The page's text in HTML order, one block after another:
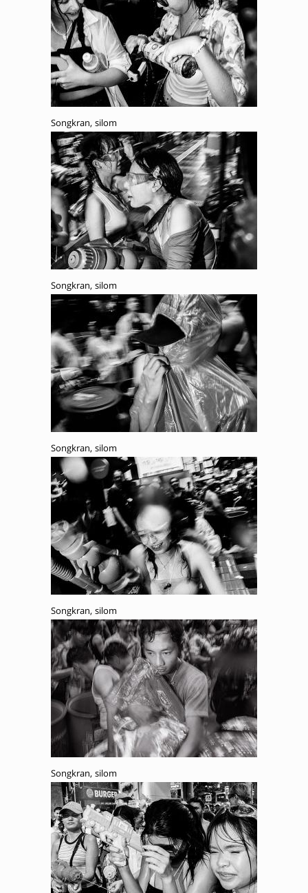
Songkran, silom
Songkran, silom
Songkran, silom
Songkran, silom
Songkran, silom